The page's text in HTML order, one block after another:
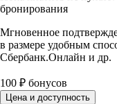
бронирования
Мгновенное
в размере удобным
Сбербанк.Онлайн и др.
100 ₽ бонусов
Цена и доступность